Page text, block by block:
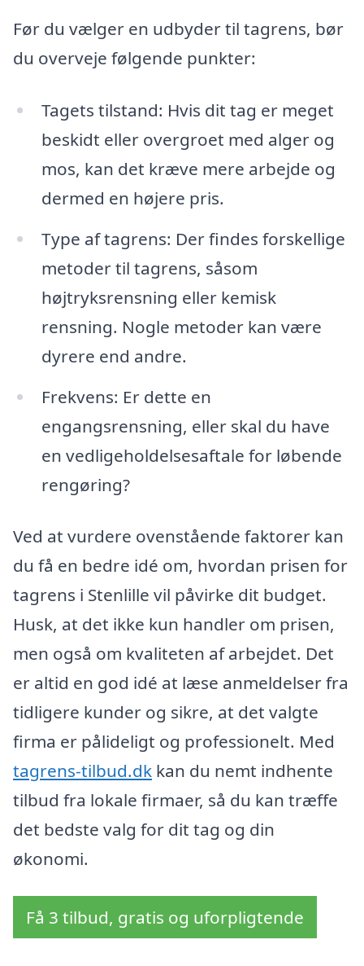
Før du vælger en udbyder til tagrens, bør
du overveje følgende punkter:
Tagets tilstand: Hvis dit tag er meget
beskidt eller overgroet med alger og
mos, kan det kræve mere arbejde og
dermed en højere pris.
Type af tagrens: Der findes forskellige
metoder til tagrens, såsom
højtryksrensning eller kemisk
rensning. Nogle metoder kan være
dyrere end andre.
Frekvens: Er dette en
engangsrensning, eller skal du have
en vedligeholdelsesaftale for løbende
rengøring?
Ved at vurdere ovenstående faktorer kan
du få en bedre idé om, hvordan prisen for
tagrens i Stenlille vil påvirke dit budget.
Husk, at det ikke kun handler om prisen,
men også om kvaliteten af arbejdet. Det
er altid en god idé at læse anmeldelser fra
tidligere kunder og sikre, at det valgte
firma er pålideligt og professionelt. Med
tagrens-tilbud.dk kan du nemt indhente
tilbud fra lokale firmaer, så du kan træffe
det bedste valg for dit tag og din
økonomi.
Få 3 tilbud, gratis og uforpligtende